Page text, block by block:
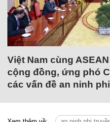
Việt Nam cùng
cộng đồng, ứng phó
các vấn đề an ninh